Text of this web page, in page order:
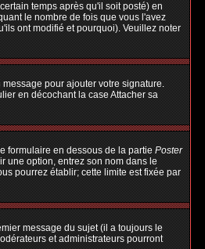
temps après qu'il soit posté) en
le nombre de fois que vous l'avez
ont modifié et pourquoi). Veuillez noter
pour ajouter votre signature.
en décochant la case Attacher sa
formulaire en dessous de la partiePoster
une option, entrez son nom dans le
pourrez établir; cette limite est fixée par
message du sujet (il a toujours le
et administrateurs pourront